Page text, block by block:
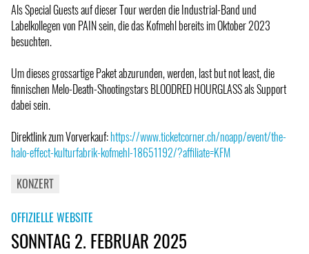
Als Special Guests auf dieser Tour werden die Industrial-Band und
Labelkollegen von PAIN sein, die das Kofmehl bereits im Oktober 2023
besuchten.
Um dieses grossartige Paket abzurunden, werden, last but not least, die
finnischen Melo-Death-Shootingstars BLOODRED HOURGLASS als Support
dabei sein.
Direktlink zum Vorverkauf:https://www.ticketcorner.ch/noapp/event/the-
halo-effect-kulturfabrik-kofmehl-18651192/?affiliate=KFM
KONZERT
OFFIZIELLE WEBSITE
SONNTAG 2. FEBRUAR 2025